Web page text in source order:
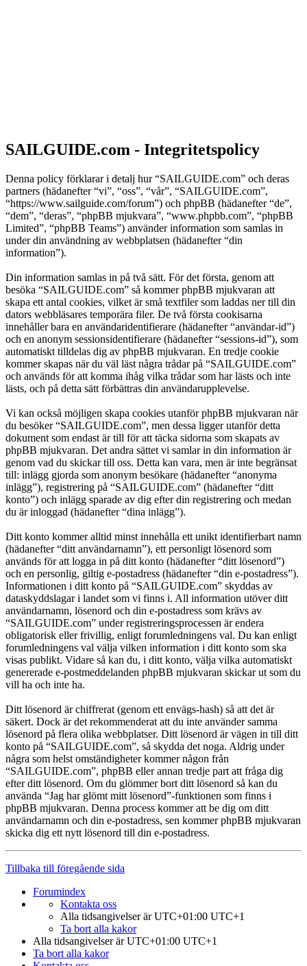
SAILGUIDE.com - Integritetspolicy
Denna policy förklarar i detalj hur “SAILGUIDE.com” och deras
partners (hädanefter “vi”, “oss”, “vår”, “SAILGUIDE.com”,
“https://www.sailguide.com/forum”) och phpBB (hädanefter “de”,
“dem”, “deras”, “phpBB mjukvara”, “www.phpbb.com”, “phpBB
Limited”, “phpBB Teams”) använder information som samlas in
under din användning av webbplatsen (hädanefter “din
information”).
Din information samlas in på två sätt. För det första, genom att
besöka “SAILGUIDE.com” så kommer phpBB mjukvaran att
skapa ett antal cookies, vilket är små textfiler som laddas ner till din
dators webbläsares temporära filer. De två första cookisarna
innehåller bara en användaridentifierare (hädanefter “användar-id”)
och en anonym sessionsidentifierare (hädanefter “sessions-id”), som
automatiskt tilldelas dig av phpBB mjukvaran. En tredje cookie
kommer skapas när du väl läst några trådar på “SAILGUIDE.com”
och används för att komma ihåg vilka trådar som har lästs och inte
lästs, och på detta sätt förbättras din användarupplevelse.
Vi kan också möjligen skapa cookies utanför phpBB mjukvaran när
du besöker “SAILGUIDE.com”, men dessa ligger utanför detta
dokument som endast är till för att täcka sidorna som skapats av
phpBB mjukvaran. Det andra sättet vi samlar in din information är
genom vad du skickar till oss. Detta kan vara, men är inte begränsat
till: inlägg gjorda som anonym besökare (hädanefter “anonyma
inlägg”), registrering på “SAILGUIDE.com” (hädanefter “ditt
konto”) och inlägg sparade av dig efter din registrering och medan
du är inloggad (hädanefter “dina inlägg”).
Ditt konto kommer alltid minst innehålla ett unikt identifierbart namn
(hädanefter “ditt användarnamn”), ett personligt lösenord som
används för att logga in på ditt konto (hädanefter “ditt lösenord”)
och en personlig, giltig e-postadress (hädanefter “din e-postadress”).
Informationen i ditt konto på “SAILGUIDE.com” skyddas av
dataskyddslagar i landet som vi finns i. All information utöver ditt
användarnamn, lösenord och din e-postadress som krävs av
“SAILGUIDE.com” under registreringsprocessen är endera
obligatorisk eller frivillig, enligt forumledningens val. Du kan enligt
forumledningens val välja vilken information i ditt konto som ska
visas publikt. Vidare så kan du, i ditt konto, välja vilka automatiskt
genererade e-postmeddelanden phpBB mjukvaran skickar ut som du
vill ha och inte ha.
Ditt lösenord är chiffrerat (genom ett envägs-hash) så att det är
säkert. Dock är det rekommenderat att du inte använder samma
lösenord på flera olika webbplatser. Ditt lösenord är vägen in till ditt
konto på “SAILGUIDE.com”, så skydda det noga. Aldrig under
några som helst omständigheter kommer någon från
“SAILGUIDE.com”, phpBB eller annan tredje part att fråga dig
efter ditt lösenord. Om du glömmer bort ditt lösenord så kan du
använda “Jag har glömt mitt lösenord”-funktionen som finns i
phpBB mjukvaran. Denna process kommer att be dig om ditt
användarnamn och din e-postadress, sen kommer phpBB mjukvaran
skicka dig ett nytt lösenord till din e-postadress.
Tillbaka till föregående sida
Forumindex
Kontakta oss
Alla tidsangivelser är UTC+01:00 UTC+1
Ta bort alla kakor
Alla tidsangivelser är UTC+01:00 UTC+1
Ta bort alla kakor